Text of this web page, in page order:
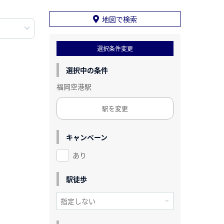
地図で検索
選択条件変更
選択中の条件
福岡空港駅
駅を変更
キャンペーン
あり
駅徒歩